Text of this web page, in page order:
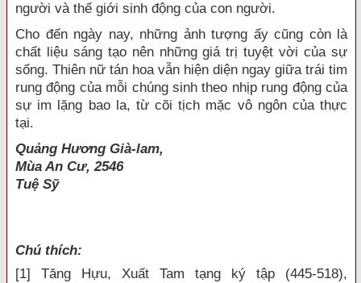
người và thế giới sinh động của con người.
Cho đến ngày nay, những ảnh tượng ấy cũng còn là
chất liệu sáng tạo nên những giá trị tuyệt vời của sự
sống. Thiên nữ tán hoa vẫn hiện diện ngay giữa trái tim
rung động của mỗi chúng sinh theo nhịp rung động của
sự im lặng bao la, từ cõi tịch mặc vô ngôn của thực
tại.
Quảng Hương Già-lam,
Mùa An Cư, 2546
Tuệ Sỹ
Chú thích:
[1]
Tăng Hựu, Xuất Tam tạng ký tập (445-518),